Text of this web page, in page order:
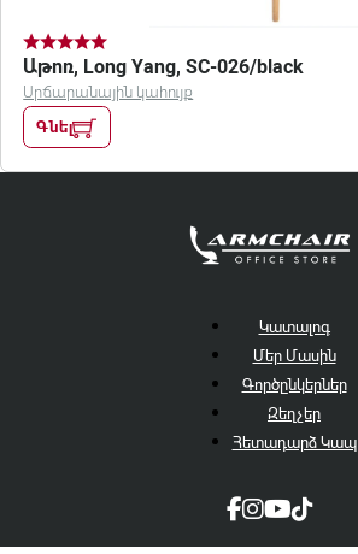
Աթոռ, Long Yang, SC-026/black
Սրճարանային կահույք
Գնել
Կատալոգ
Մեր Մասին
Գործընկերներ
Զեղչեր
Հետադարձ Կապ